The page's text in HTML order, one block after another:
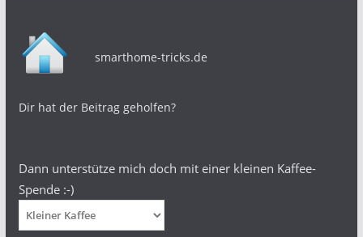
smarthome-tricks.de
Dir hat der Beitrag geholfen?
Dann unterstütze mich doch mit einer kleinen Kaffee-
Spende :-)